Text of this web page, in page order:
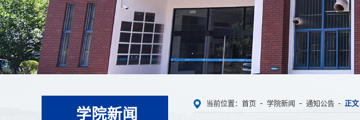
学院新闻
当前位置：首页 学院新闻 通知公告 正文